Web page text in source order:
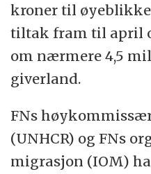
kroner til
tiltak fram til april
om nærmere 4,5
giverland.
FNs
(UNHCR) og FNs
migrasjon (IOM)